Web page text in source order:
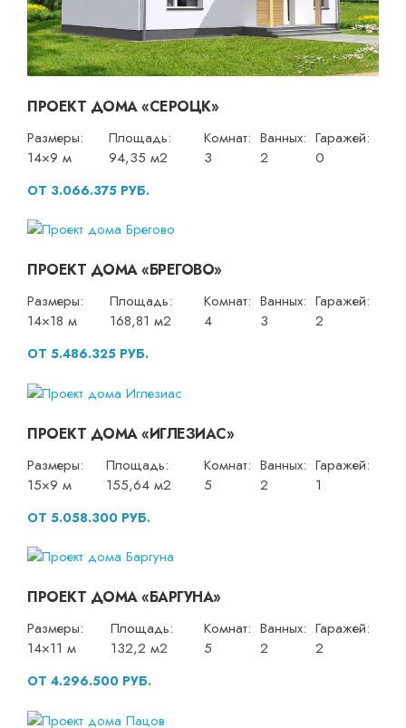
ПРОЕКТ ДОМА «СЕРОЦК»
Размеры:
14×9 м
Площадь:
94,35 м2
Комнат:
3
Ванных:
2
Гаражей:
0
ОТ 3.066.375 РУБ.
ПРОЕКТ ДОМА «БРЕГОВО»
Размеры:
14×18 м
Площадь:
168,81 м2
Комнат:
4
Ванных:
3
Гаражей:
2
ОТ 5.486.325 РУБ.
ПРОЕКТ ДОМА «ИГЛЕЗИАС»
Размеры:
15×9 м
Площадь:
155,64 м2
Комнат:
5
Ванных:
2
Гаражей:
1
ОТ 5.058.300 РУБ.
ПРОЕКТ ДОМА «БАРГУНА»
Размеры:
14×11 м
Площадь:
132,2 м2
Комнат:
5
Ванных:
2
Гаражей:
2
ОТ 4.296.500 РУБ.